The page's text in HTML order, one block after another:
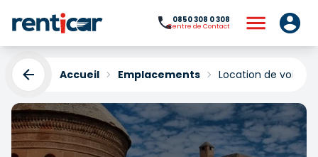
0850 308 0 308
Centre de Contact
Accueil Emplacements Location de